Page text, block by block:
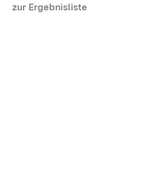
zur Ergebnisliste